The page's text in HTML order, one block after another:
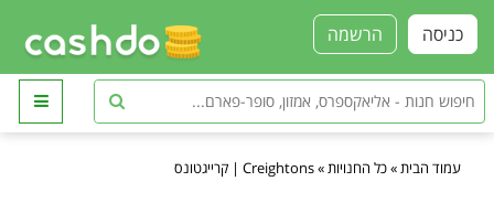
הרשמה כניסה
עמוד הבית »כל החנויות »Creightons | קרייגטונס